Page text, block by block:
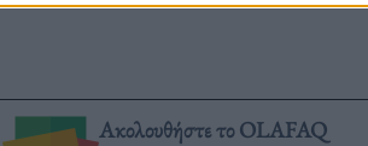
Ακολουθήστε το OLAFAQ